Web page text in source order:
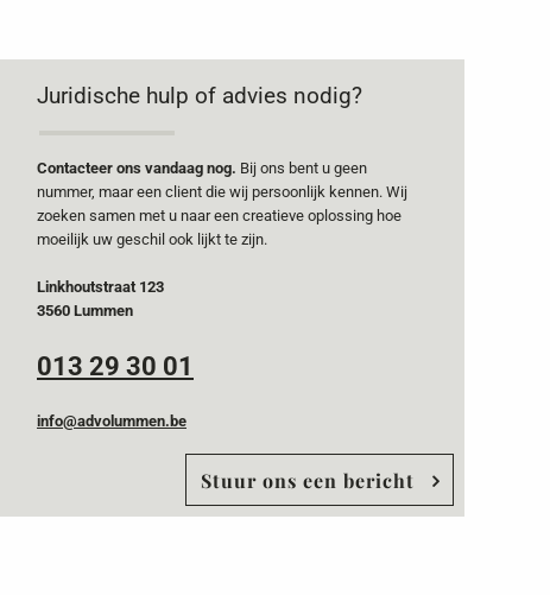
Juridische hulp of advies nodig?
Contacteer ons vandaag nog. Bij ons bent u geen
nummer, maar een client die wij persoonlijk kennen. Wij
zoeken samen met u naar een creatieve oplossing hoe
moeilijk uw geschil ook lijkt te zijn.
Linkhoutstraat 123
3560 Lummen
013 29 30 01
info@advolummen.be
Stuur ons een bericht